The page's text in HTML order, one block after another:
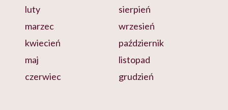
luty
marzec
kwiecień
maj
czerwiec
sierpień
wrzesień
październik
listopad
grudzień